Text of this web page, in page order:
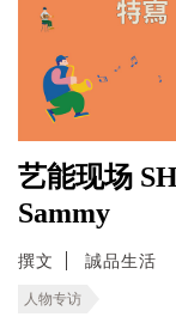
艺能现场
Sammy
撰文 誠品生活
人物专访